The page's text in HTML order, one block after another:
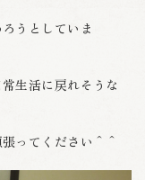
うとしていま
生活に戻れそうな
ってください＾＾